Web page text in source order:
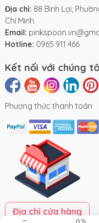
Địa chỉ: 88 Bình Lợi,
Chí Minh
Email:
Hotline: 0965 911 466
Kết nối với chúng
Phương thức thanh toán
Địa chỉ cửa hàng